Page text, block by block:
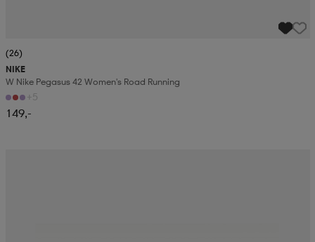
(26)
NIKE
W Nike Pegasus 42 Women's Road Running
+5
149,-